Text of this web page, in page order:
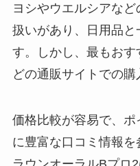
ヨシやウエルシアな
扱いがあり、日用品
す。しかし、最もお
どの通販サイトでの購
価格比較が容易で、
に豊富な口コミ情報